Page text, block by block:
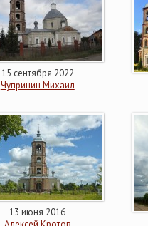
15 сентября 2022
Чупринин Михаил
13 июня 2016